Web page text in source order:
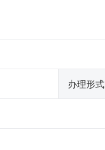
办理形式